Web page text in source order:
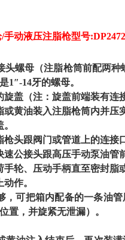
动液压注脂枪型号
头螺母（注脂枪筒前配两
1″-14牙的螺母。
盖（注：旋盖前端装有连
黄油装入注脂枪筒内并压
头跟阀门或管道上的连接
公接头跟高压手动泵油管
轮、压动手柄直至密封脂
作。
，可把箱内配备的一条油
置，并旋紧无泄漏）。